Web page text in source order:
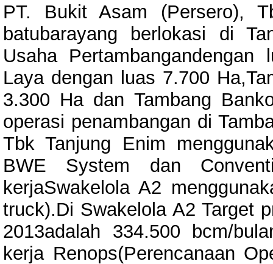
PT. Bukit Asam (Persero),
batubarayang berlokasi di
Usaha
Laya dengan luas 7.700
3.300 Ha dan Tambang
operasi penambangan di
Tbk Tanjung Enim
BWE System dan
kerjaSwakelola A2
truck).Di Swakelola A2 Target
2013adalah 334.500 bcm/
kerja Renops(Perencanaan